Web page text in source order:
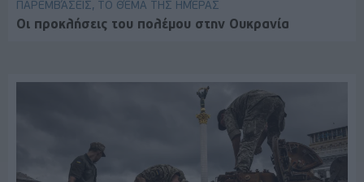
ΠΑΡΕΜΒΆΣΕΙΣ, ΤΟ ΘΈΜΑ ΤΗΣ ΗΜΈΡΑΣ
Οι προκλήσεις του πολέμου στην Ουκρανία